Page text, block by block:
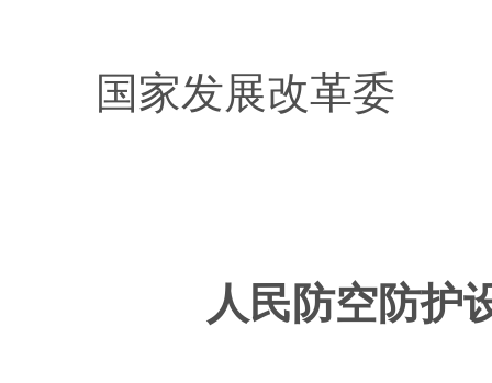
国家发展改革
人民防空防护